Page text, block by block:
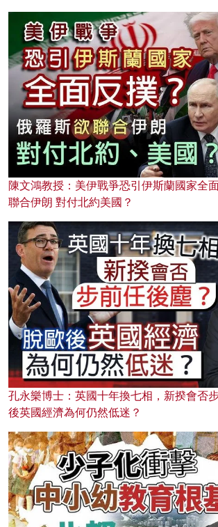
陳文鴻教授：美伊戰爭恐引伊斯蘭國家全
聯合伊朗 對付北約美國？
孔永樂博士：英國十年換七相，新揆會否
後英國經濟為何仍然低迷？